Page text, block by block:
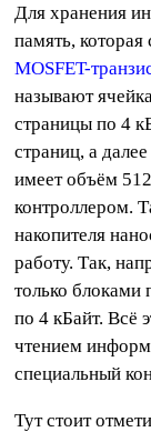
Для хранения
память, которая
MOSFET-
называют
страницы по 4
страниц, а
имеет объём
контроллером.
накопителя
работу. Так,
только блоками
по 4 кБайт. Всё
чтением
специальный
Тут стоит